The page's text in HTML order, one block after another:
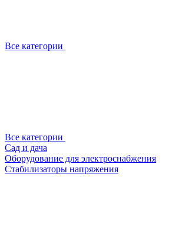
Все категории
Все категории
Сад и дача
Оборудование для электроснабжения
Стабилизаторы напряжения